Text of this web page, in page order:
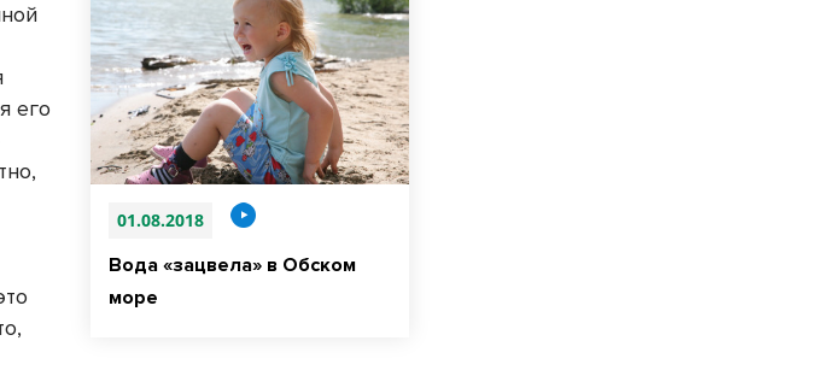
01.08.2018
Вода «зацвела» в Обском
море
его